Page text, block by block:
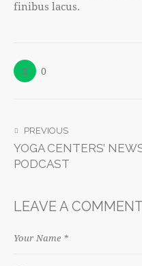
finibus lacus.
0
PREVIOUS
YOGA CENTERS’
PODCAST
LEAVE A